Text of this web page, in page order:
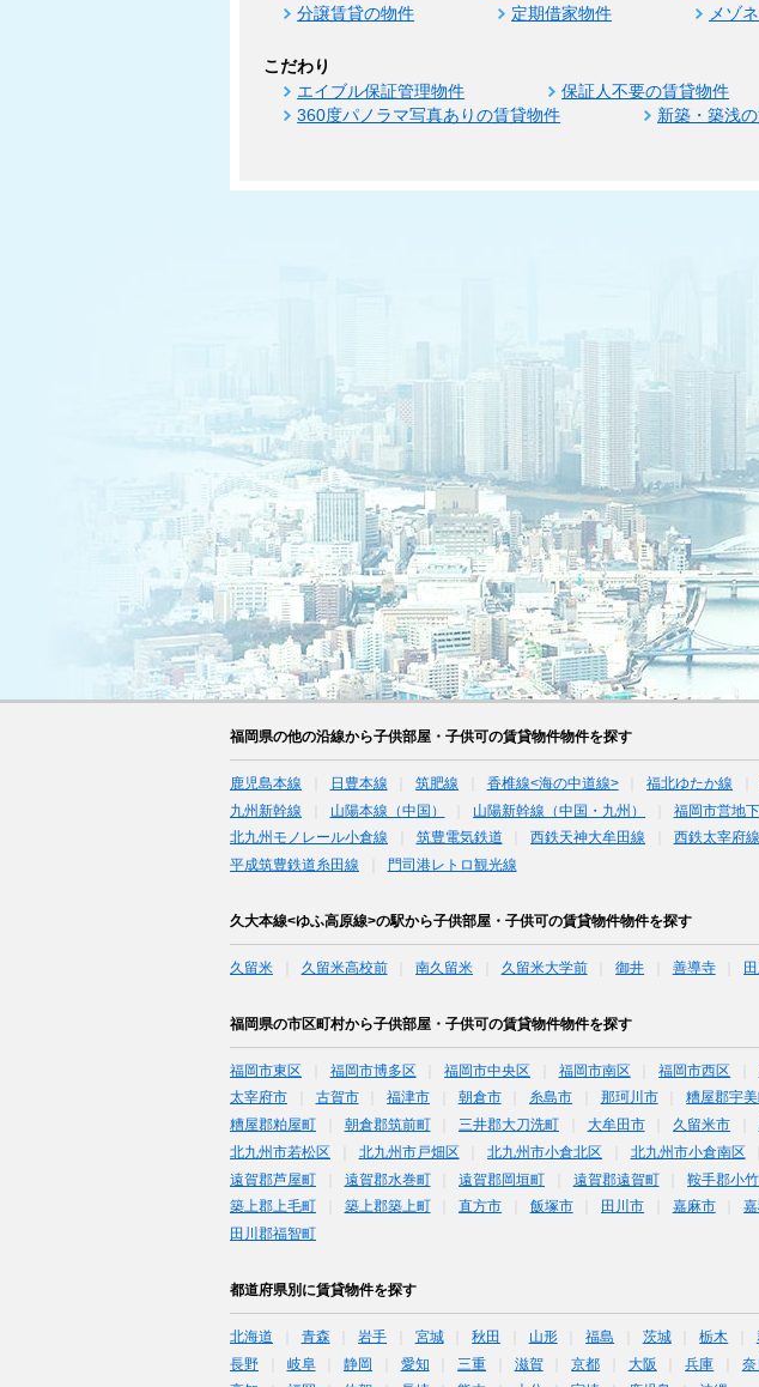
分譲賃貸の物件
定期借家物件 メゾ
こだわり
エイブル保証管理物件 保証人不要の賃貸物件
360度パノラマ写真ありの賃貸物件
新築・築浅
福岡県の他の沿線から子供部屋・子供可の賃貸物件物件を探す
鹿児島本線 日豊本線 筑肥線 香椎線<海の中道線> 福北ゆたか線
九州新幹線
山陽本線（中国） 山陽新幹線（中国・九州） 福岡市営地
北九州モノレール小倉線
筑豊電気鉄道 西鉄天神大牟田線 西鉄太宰府線
平成筑豊鉄道糸田線
門司港レトロ観光線
久大本線<ゆふ高原線>の駅から子供部屋・子供可の賃貸物件物件を探す
久留米 久留米高校前 南久留米 久留米大学前 御井 善導寺
福岡県の市区町村から子供部屋・子供可の賃貸物件物件を探す
福岡市東区 福岡市博多区 福岡市中央区 福岡市南区 福岡市西区
太宰府市
古賀市 福津市 朝倉市 糸島市 那珂川市 糟屋郡宇美
糟屋郡粕屋町
朝倉郡筑前町 三井郡大刀洗町 大牟田市 久留米市
北九州市若松区
北九州市戸畑区 北九州市小倉北区 北九州市小倉南区
遠賀郡芦屋町
遠賀郡水巻町 遠賀郡岡垣町 遠賀郡遠賀町 鞍手郡小
築上郡上毛町
築上郡築上町 直方市 飯塚市 田川市 嘉麻市 嘉
田川郡福智町
都道府県別に賃貸物件を探す
北海道 青森 岩手 宮城 秋田 山形 福島 茨城 栃木
長野
岐阜 静岡 愛知 三重 滋賀 京都 大阪 兵庫 奈